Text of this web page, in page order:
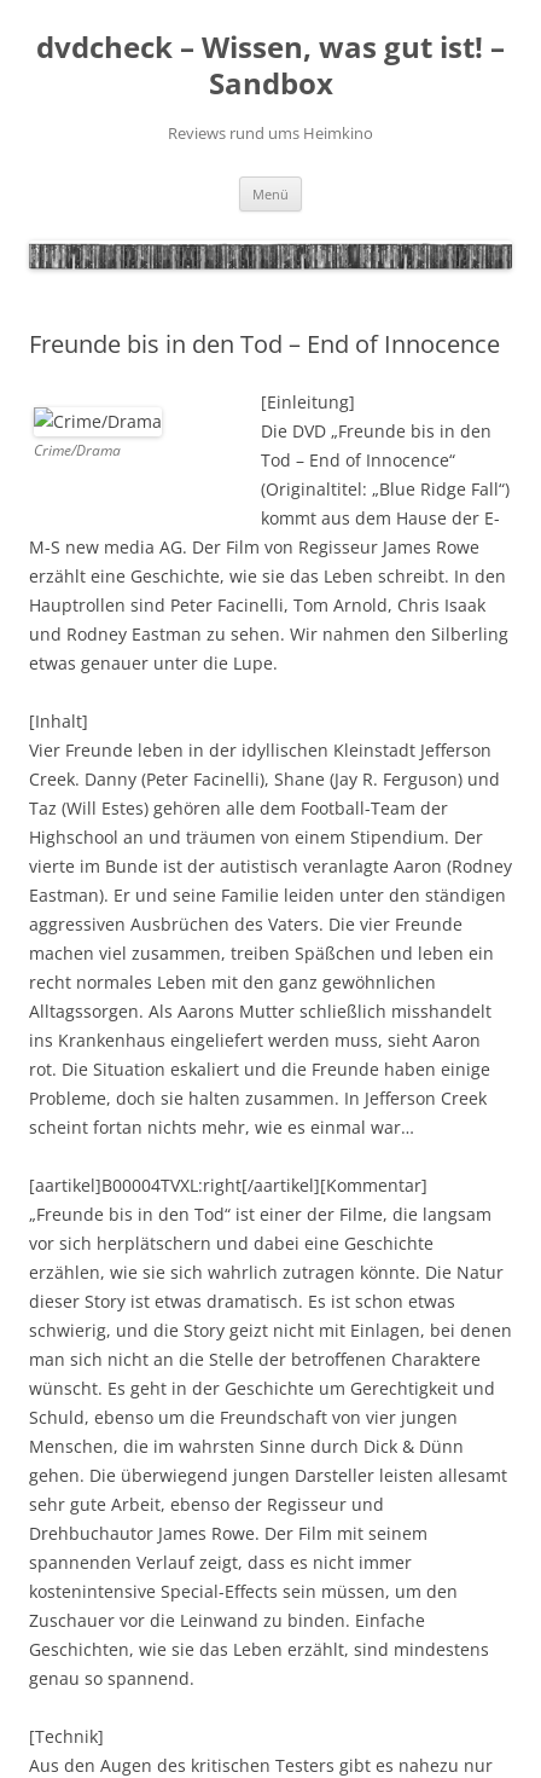
springen
dvdcheck – Wissen, was gut ist! –
Sandbox
Reviews rund ums Heimkino
Menü
Freunde bis in den Tod – End of Innocence
Crime/Drama
[Einleitung]
Die DVD „Freunde bis in den
Tod – End of Innocence“
(Originaltitel: „Blue Ridge Fall“)
kommt aus dem Hause der E-
M-S new media AG. Der Film von Regisseur James Rowe
erzählt eine Geschichte, wie sie das Leben schreibt. In den
Hauptrollen sind Peter Facinelli, Tom Arnold, Chris Isaak
und Rodney Eastman zu sehen. Wir nahmen den Silberling
etwas genauer unter die Lupe.
[Inhalt]
Vier Freunde leben in der idyllischen Kleinstadt Jefferson
Creek. Danny (Peter Facinelli), Shane (Jay R. Ferguson) und
Taz (Will Estes) gehören alle dem Football-Team der
Highschool an und träumen von einem Stipendium. Der
vierte im Bunde ist der autistisch veranlagte Aaron (Rodney
Eastman). Er und seine Familie leiden unter den ständigen
aggressiven Ausbrüchen des Vaters. Die vier Freunde
machen viel zusammen, treiben Späßchen und leben ein
recht normales Leben mit den ganz gewöhnlichen
Alltagssorgen. Als Aarons Mutter schließlich misshandelt
ins Krankenhaus eingeliefert werden muss, sieht Aaron
rot. Die Situation eskaliert und die Freunde haben einige
Probleme, doch sie halten zusammen. In Jefferson Creek
scheint fortan nichts mehr, wie es einmal war…
[aartikel]B00004TVXL:right[/aartikel][Kommentar]
„Freunde bis in den Tod“ ist einer der Filme, die langsam
vor sich herplätschern und dabei eine Geschichte
erzählen, wie sie sich wahrlich zutragen könnte. Die Natur
dieser Story ist etwas dramatisch. Es ist schon etwas
schwierig, und die Story geizt nicht mit Einlagen, bei denen
man sich nicht an die Stelle der betroffenen Charaktere
wünscht. Es geht in der Geschichte um Gerechtigkeit und
Schuld, ebenso um die Freundschaft von vier jungen
Menschen, die im wahrsten Sinne durch Dick & Dünn
gehen. Die überwiegend jungen Darsteller leisten allesamt
sehr gute Arbeit, ebenso der Regisseur und
Drehbuchautor James Rowe. Der Film mit seinem
spannenden Verlauf zeigt, dass es nicht immer
kostenintensive Special-Effects sein müssen, um den
Zuschauer vor die Leinwand zu binden. Einfache
Geschichten, wie sie das Leben erzählt, sind mindestens
genau so spannend.
[Technik]
Aus den Augen des kritischen Testers gibt es nahezu nur